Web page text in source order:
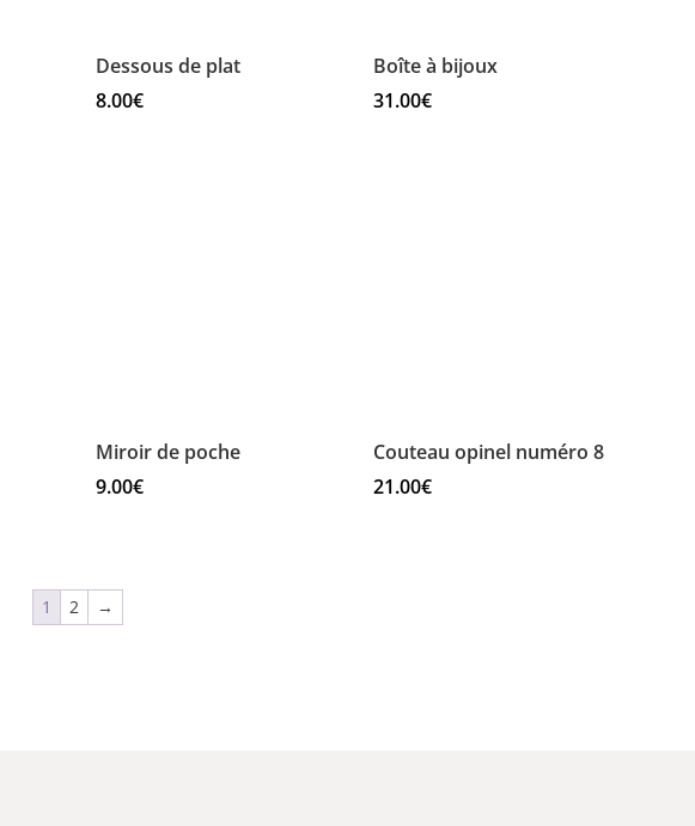
Dessous de plat
8.00€
Boîte à bijoux
31.00€
Miroir de poche
9.00€
Couteau opinel numéro 8
21.00€
1 2 →